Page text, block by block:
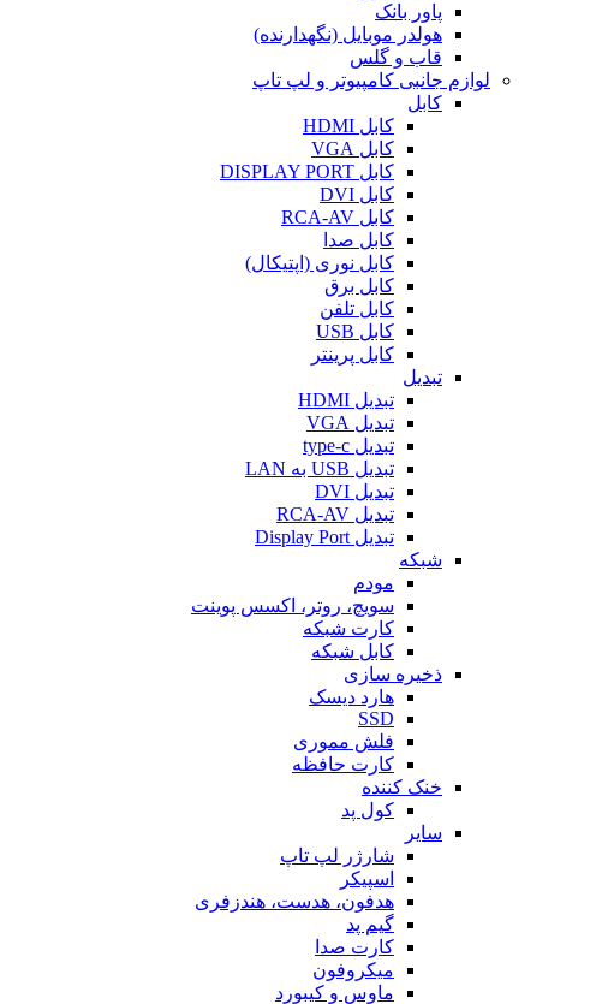
پاور بانک
هولدر موبایل (نگهدارنده)
قاب و گلس
لوازم جانبی کامپیوتر و لپ تاپ
کابل
کابل HDMI
کابل VGA
کابل DISPLAY PORT
کابل DVI
کابل RCA-AV
کابل صدا
کابل نوری (اپتیکال)
کابل برق
کابل تلفن
کابل USB
کابل پرینتر
تبدیل
تبدیل HDMI
تبدیل VGA
تبدیل type-c
تبدیل USB به LAN
تبدیل DVI
تبدیل RCA-AV
تبدیل Display Port
شبکه
مودم
سویچ، روتر، اکسس پوینت
کارت شبکه
کابل شبکه
ذخیره سازی
هارد دیسک
SSD
فلش مموری
کارت حافظه
خنک کننده
کول پد
سایر
شارژر لپ تاپ
اسپیکر
هدفون، هدست، هندزفری
گیم پد
کارت صدا
میکروفون
ماوس و کیبورد